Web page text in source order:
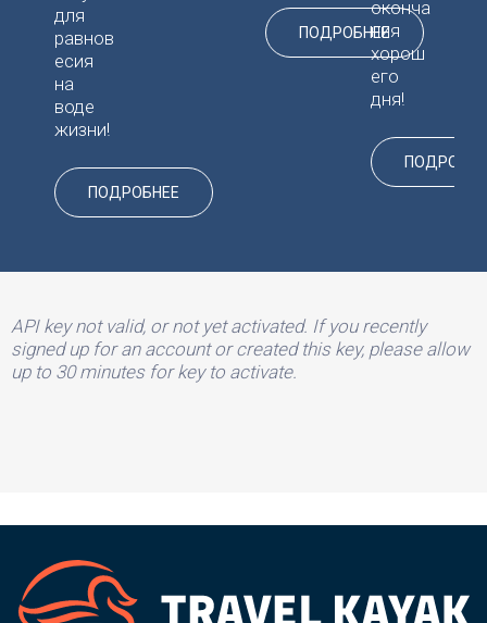
для
равнов
есия
на
воде
жизни!
ПОДРОБНЕЕ
ПОДРОБНЕЕ
оконча
ния
хорош
его
дня!
API key not valid, or not yet activated. If you recently
signed up for an account or created this key, please allow
up to 30 minutes for key to activate.